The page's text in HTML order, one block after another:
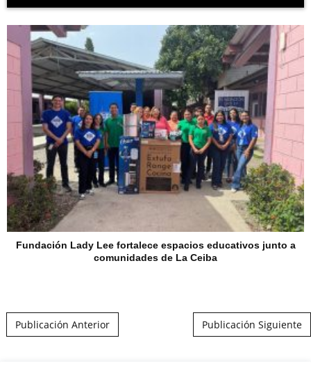
Fundación Lady Lee fortalece espacios educativos junto a
comunidades de La Ceiba
Publicación Anterior Publicación Siguiente